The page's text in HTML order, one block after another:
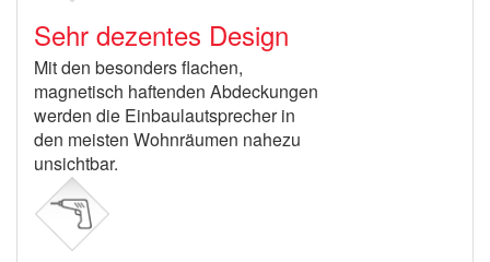
Sehr dezentes Design
Mit den besonders flachen,
magnetisch haftenden Abdeckungen
werden die Einbaulautsprecher in
den meisten Wohnräumen nahezu
unsichtbar.